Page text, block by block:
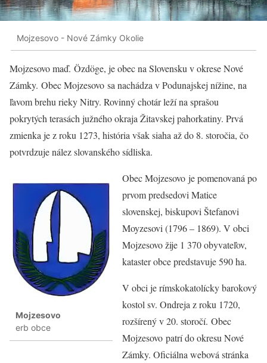
Mojzesovo - Nové Zámky Okolie
Mojzesovo maď. Özdöge, je obec na Slovensku v okrese Nové
Zámky. Obec Mojzesovo sa nachádza v Podunajskej nížine, na
ľavom brehu rieky Nitry. Rovinný chotár leží na sprašou
pokrytých terasách južného okraja Žitavskej pahorkatiny. Prvá
zmienka je z roku 1273, história však siaha až do 8. storočia, čo
potvrdzuje nález slovanského sídliska.
Mojzesovo
erb obce
Obec Mojzesovo je pomenovaná po
prvom predsedovi Matice
slovenskej, biskupovi Štefanovi
Moyzesovi (1796 – 1869). V obci
Mojzesovo žije 1 370 obyvateľov,
kataster obce predstavuje 590 ha.
V obci je rímskokatolícky barokový
kostol sv. Ondreja z roku 1720,
rozšírený v 20. storočí. Obec
Mojzesovo patrí do okresu Nové
Zámky. Oficiálna webová stránka